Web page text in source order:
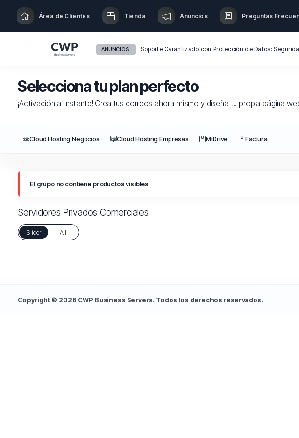
ANUNCIOS:
Área de Clientes Tienda Anuncios Preguntas
Selecciona tu plan perfecto
¡Activación al instante! Crea tus correos ahora mismo y diseña tu propia página
Cloud Hosting Negocios Cloud Hosting Empresas MiDrive Factura
El grupo no contiene productos visibles
Servidores Privados Comerciales
Slider All
Copyright © 2026 CWP Business Servers. Todos los derechos reservados.